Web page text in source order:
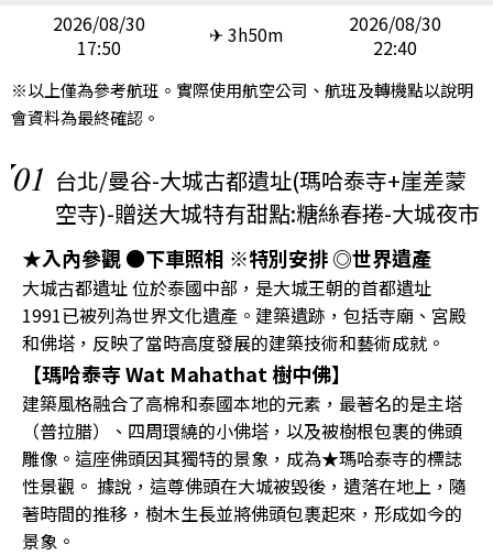
2026/08/30
17:50
✈ 3h50m
2026/08/30
22:40
※以上僅為參考航班。實際使用航空公司、航班及轉機點以說明
會資料為最終確認。
01 台北/曼谷-大城古都遺址(瑪哈泰寺+崖差蒙
空寺)-贈送大城特有甜點:糖絲春捲-大城夜市
★入內參觀 ●下車照相 ※特別安排 ◎世界遺產
大城古都遺址 位於泰國中部，是大城王朝的首都遺址
1991已被列為世界文化遺產。建築遺跡，包括寺廟、宮殿
和佛塔，反映了當時高度發展的建築技術和藝術成就。
【瑪哈泰寺 Wat Mahathat 樹中佛】
建築風格融合了高棉和泰國本地的元素，最著名的是主塔
（普拉腊）、四周環繞的小佛塔，以及被樹根包裹的佛頭
雕像。這座佛頭因其獨特的景象，成為★瑪哈泰寺的標誌
性景觀。 據說，這尊佛頭在大城被毀後，遺落在地上，隨
著時間的推移，樹木生長並將佛頭包裹起來，形成如今的
景象。